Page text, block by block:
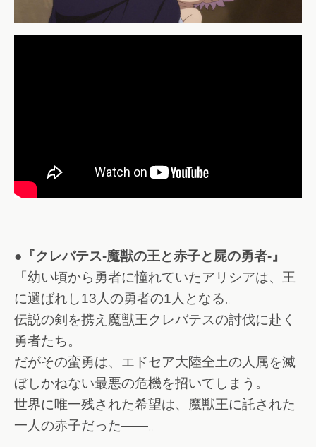
●『クレバテス-魔獣の王と赤子と屍の勇者-』
「幼い頃から勇者に憧れていたアリシアは、王
に選ばれし13人の勇者の1人となる。
伝説の剣を携え魔獣王クレバテスの討伐に赴く
勇者たち。
だがその蛮勇は、エドセア大陸全土の人属を滅
ぼしかねない最悪の危機を招いてしまう。
世界に唯一残された希望は、魔獣王に託された
一人の赤子だった――。